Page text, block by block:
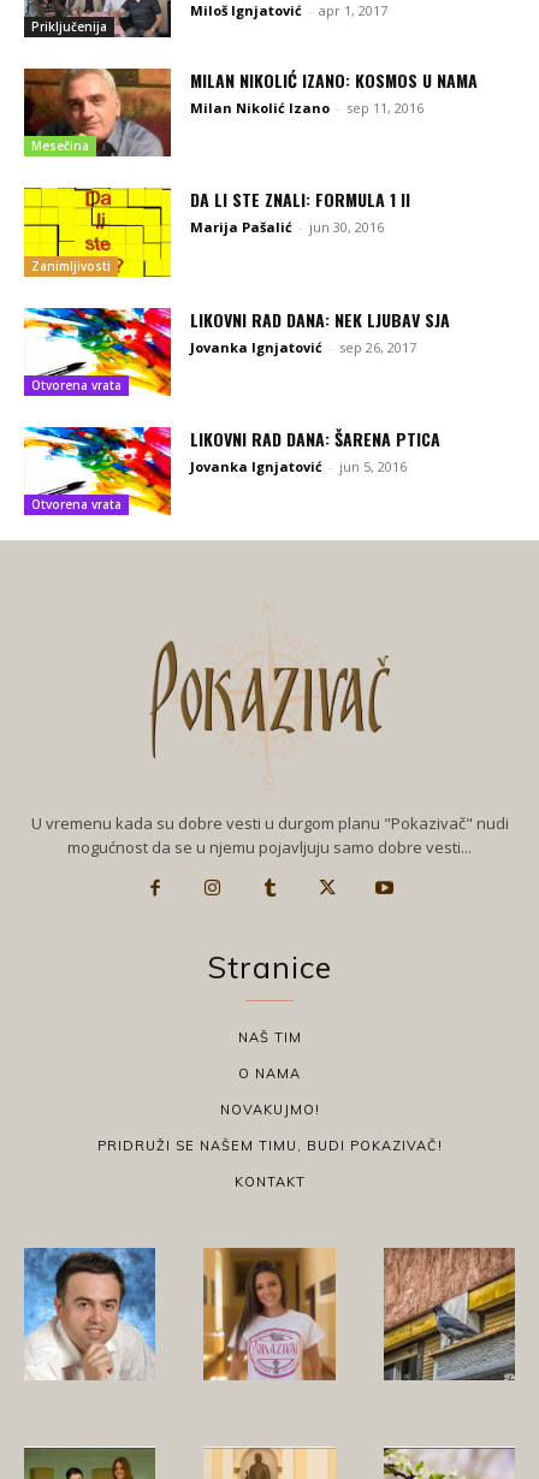
Priključenija
Miloš Ignjatović - apr 1, 2017
Mesečina
MILAN NIKOLIĆ IZANO: KOSMOS U NAMA
Milan Nikolić Izano - sep 11, 2016
Zanimljivosti
DA LI STE ZNALI: FORMULA 1 II
Marija Pašalić - jun 30, 2016
Otvorena vrata
LIKOVNI RAD DANA: NEK LJUBAV SJA
Jovanka Ignjatović - sep 26, 2017
Otvorena vrata
LIKOVNI RAD DANA: ŠARENA PTICA
Jovanka Ignjatović - jun 5, 2016
U vremenu kada su dobre vesti u durgom planu "Pokazivač" nudi
mogućnost da se u njemu pojavljuju samo dobre vesti...
Stranice
NAŠ TIM
O NAMA
NOVAKUJMO!
PRIDRUŽI SE NAŠEM TIMU, BUDI POKAZIVAČ!
KONTAKT